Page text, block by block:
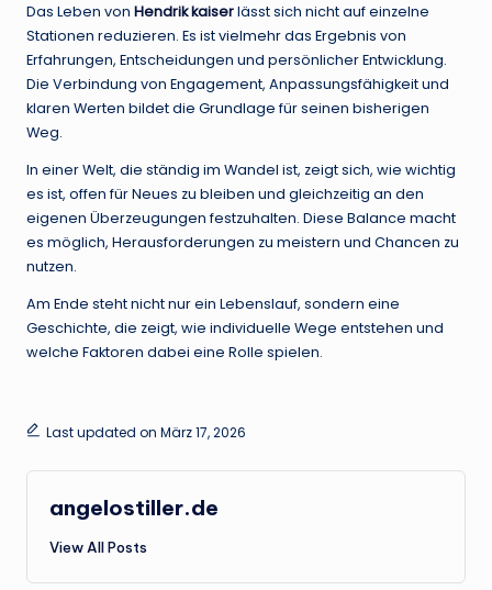
Das Leben von Hendrik kaiserlässt sich nicht auf einzelne
Stationen reduzieren. Es ist vielmehr das Ergebnis von
Erfahrungen, Entscheidungen und persönlicher Entwicklung.
Die Verbindung von Engagement, Anpassungsfähigkeit und
klaren Werten bildet die Grundlage für seinen bisherigen
Weg.
In einer Welt, die ständig im Wandel ist, zeigt sich, wie wichtig
es ist, offen für Neues zu bleiben und gleichzeitig an den
eigenen Überzeugungen festzuhalten. Diese Balance macht
es möglich, Herausforderungen zu meistern und Chancen zu
nutzen.
Am Ende steht nicht nur ein Lebenslauf, sondern eine
Geschichte, die zeigt, wie individuelle Wege entstehen und
welche Faktoren dabei eine Rolle spielen.
Last updated on März 17, 2026
angelostiller.de
View All Posts